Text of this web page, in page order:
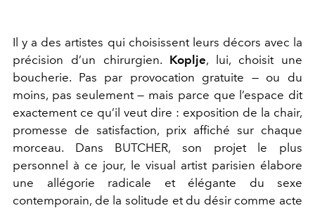
Il y a des artistes qui choisissent leurs décors avec la
précision d’un chirurgien. Koplje, lui, choisit une
boucherie. Pas par provocation gratuite — ou du
moins, pas seulement — mais parce que l’espace dit
exactement ce qu’il veut dire : exposition de la chair,
promesse de satisfaction, prix affiché sur chaque
morceau. Dans BUTCHER, son projet le plus
personnel à ce jour, le visual artist parisien élabore
une allégorie radicale et élégante du sexe
contemporain, de la solitude et du désir comme acte